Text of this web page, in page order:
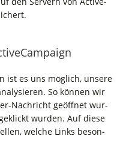
ist es uns mög­lich, unse­re
So kön­nen wir
Nach­richt geöff­net wur­
wur­den. Auf die­se
wel­che Links beson­